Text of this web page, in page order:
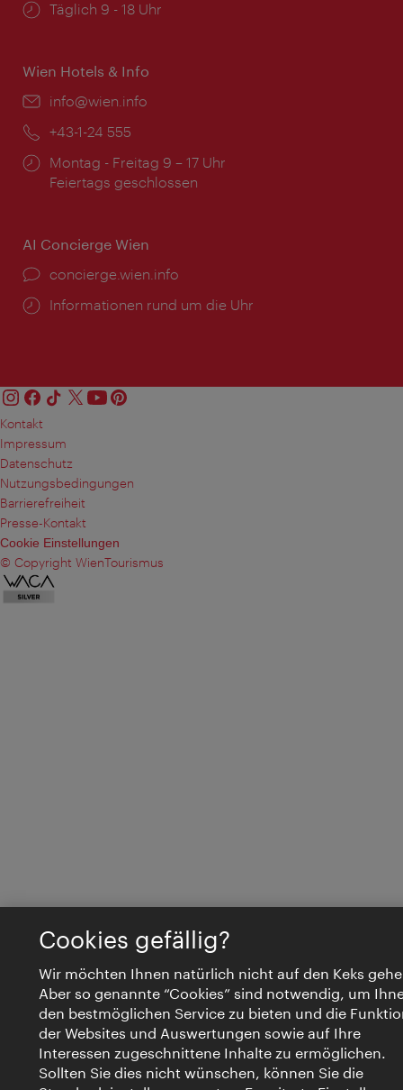
Öffnungszeiten:
Täglich 9 - 18 Uhr
Wien Hotels & Info
Email:
info@wien.info
Telefon:
+43-1-24 555
Öffnungszeiten:
Montag - Freitag 9 – 17 Uhr
Feiertags geschlossen
AI Concierge Wien
Ort:
concierge.wien.info
Öffnungszeiten:
Informationen rund um die Uhr
Kontakt
Impressum
Datenschutz
Nutzungsbedingungen
Barrierefreiheit
Presse-Kontakt
Cookie Einstellungen
© Copyright WienTourismus
Cookies gefällig?
Wir möchten Ihnen natürlich nicht auf den Keks
Aber so genannte “Cookies” sind notwendig, um
den bestmöglichen Service zu bieten und die
der Websites und Auswertungen sowie auf Ihre
Interessen zugeschnittene Inhalte zu ermöglichen.
Sollten Sie dies nicht wünschen, können Sie die